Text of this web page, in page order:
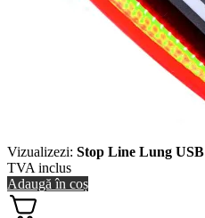
Vizualizezi: Stop Line Lung USB
TVA inclus
Adaugă în coș